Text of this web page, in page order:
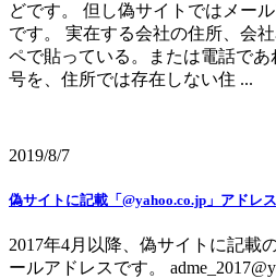
どです。 但し偽サイトではメー
です。 実在する会社の住所、会
ペで貼っている。または電話で
号を、住所では存在しない住 ...
2019/8/7
偽サイトに記載「@yahoo.co.jp」アドレ
2017年4月以降、偽サイトに記載
ールアドレスです。